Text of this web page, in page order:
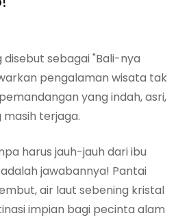
disebut sebagai "Bali-nya
pengalaman wisata tak
yang indah, asri,
terjaga.
harus jauh-jauh dari ibu
jawabannya! Pantai
air laut sebening kristal
impian bagi pecinta alam